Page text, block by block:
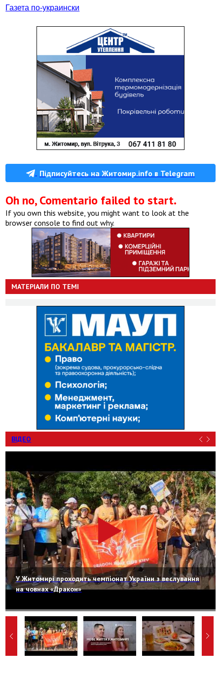
Газета по-украински
Підписуйтесь на Житомир.info в Telegram
Oh no, Comentario failed to start.
If you own this website, you might want to look at the
browser console to find out why.
МАТЕРІАЛИ ПО ТЕМІ
ВІДЕО
У Житомирі проходить чемпіонат України з веслування
на човнах «Дракон»